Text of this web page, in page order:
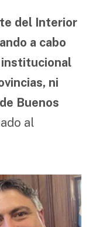
del Interior
a cabo
ni
Buenos
al